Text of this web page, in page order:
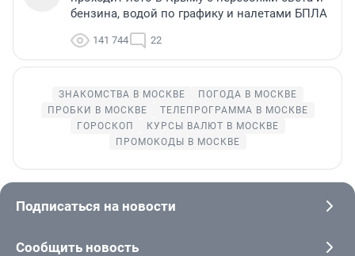
бензина, водой по графику и налетами БПЛА
141 744 22
ЗНАКОМСТВА В МОСКВЕ
ПОГОДА В МОСКВЕ
ПРОБКИ В МОСКВЕ
ТЕЛЕПРОГРАММА В МОСКВЕ
ГОРОСКОП
КУРСЫ ВАЛЮТ В МОСКВЕ
ПРОМОКОДЫ В МОСКВЕ
Подписаться на новости
Сообщить новость